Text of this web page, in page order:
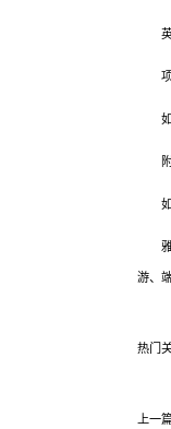
英
项
如
附
如
雅
游、
热门
上一